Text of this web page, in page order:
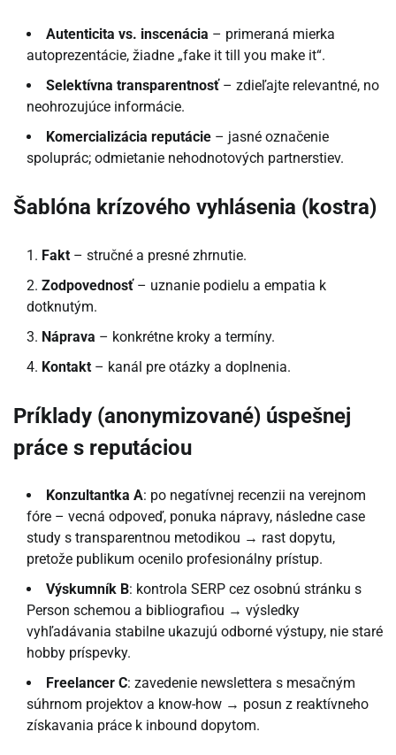
Autenticita vs. inscenácia – primeraná mierka
autoprezentácie, žiadne „fake it till you make it“.
Selektívna transparentnosť– zdieľajte relevantné, no
neohrozujúce informácie.
Komercializácia reputácie – jasné označenie
spoluprác; odmietanie nehodnotových partnerstiev.
Šablóna krízového vyhlásenia (kostra)
Fakt – stručné a presné zhrnutie.
Zodpovednosť– uznanie podielu a empatia k
dotknutým.
Náprava – konkrétne kroky a termíny.
Kontakt – kanál pre otázky a doplnenia.
Príklady (anonymizované) úspešnej
práce s reputáciou
Konzultantka A: po negatívnej recenzii na verejnom
fóre – vecná odpoveď, ponuka nápravy, následne case
study s transparentnou metodikou → rast dopytu,
pretože publikum ocenilo profesionálny prístup.
Výskumník B: kontrola SERP cez osobnú stránku s
Person schemou a bibliografiou → výsledky
vyhľadávania stabilne ukazujú odborné výstupy, nie staré
hobby príspevky.
Freelancer C: zavedenie newslettera s mesačným
súhrnom projektov a know-how → posun z reaktívneho
získavania práce k inbound dopytom.